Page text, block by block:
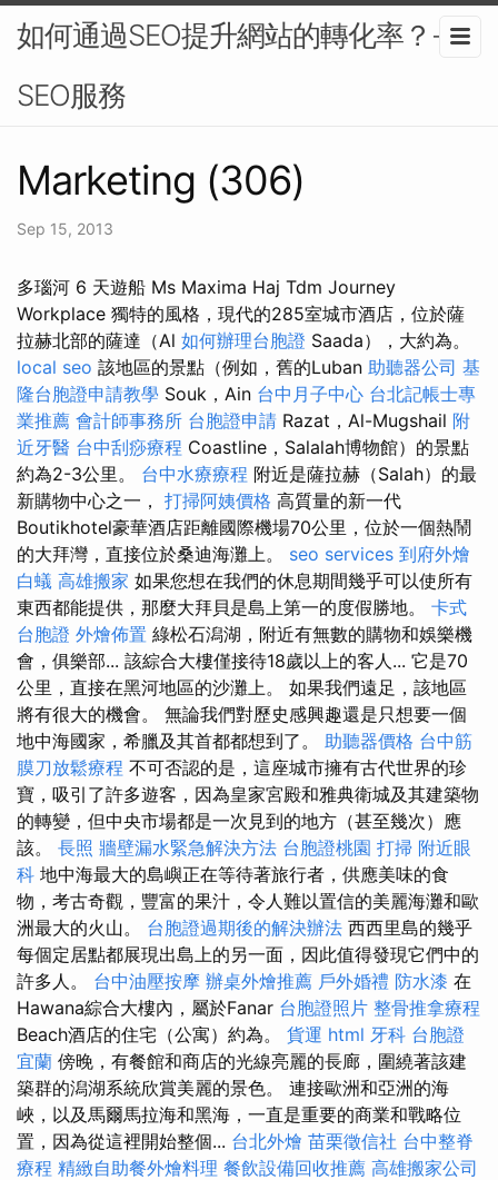
如何通過SEO提升網站的轉化率？-
SEO服務
Marketing (306)
Sep 15, 2013
多瑙河 6 天遊船 Ms Maxima Haj Tdm Journey
Workplace 獨特的風格，現代的285室城市酒店，位於薩
拉赫北部的薩達（Al 如何辦理台胞證 Saada），大約為。
local seo 該地區的景點（例如，舊的Luban 助聽器公司 基
隆台胞證申請教學 Souk，Ain 台中月子中心 台北記帳士專
業推薦 會計師事務所 台胞證申請 Razat，Al-Mugshail 附
近牙醫 台中刮痧療程 Coastline，Salalah博物館）的景點
約為2-3公里。 台中水療療程 附近是薩拉赫（Salah）的最
新購物中心之一， 打掃阿姨價格 高質量的新一代
Boutikhotel豪華酒店距離國際機場70公里，位於一個熱鬧
的大拜灣，直接位於桑迪海灘上。 seo services 到府外燴
白蟻 高雄搬家 如果您想在我們的休息期間幾乎可以使所有
東西都能提供，那麼大拜貝是島上第一的度假勝地。 卡式
台胞證 外燴佈置 綠松石潟湖，附近有無數的購物和娛樂機
會，俱樂部... 該綜合大樓僅接待18歲以上的客人... 它是70
公里，直接在黑河地區的沙灘上。 如果我們遠足，該地區
將有很大的機會。 無論我們對歷史感興趣還是只想要一個
地中海國家，希臘及其首都都想到了。 助聽器價格 台中筋
膜刀放鬆療程 不可否認的是，這座城市擁有古代世界的珍
寶，吸引了許多遊客，因為皇家宮殿和雅典衛城及其建築物
的轉變，但中央市場都是一次見到的地方（甚至幾次）應
該。 長照 牆壁漏水緊急解決方法 台胞證桃園 打掃 附近眼
科 地中海最大的島嶼正在等待著旅行者，供應美味的食
物，考古奇觀，豐富的果汁，令人難以置信的美麗海灘和歐
洲最大的火山。 台胞證過期後的解決辦法 西西里島的幾乎
每個定居點都展現出島上的另一面，因此值得發現它們中的
許多人。 台中油壓按摩 辦桌外燴推薦 戶外婚禮 防水漆 在
Hawana綜合大樓內，屬於Fanar 台胞證照片 整骨推拿療程
Beach酒店的住宅（公寓）約為。 貨運 html 牙科 台胞證
宜蘭 傍晚，有餐館和商店的光線亮麗的長廊，圍繞著該建
築群的潟湖系統欣賞美麗的景色。 連接歐洲和亞洲的海
峽，以及馬爾馬拉海和黑海，一直是重要的商業和戰略位
置，因為從這裡開始整個... 台北外燴 苗栗徵信社 台中整脊
療程 精緻自助餐外燴料理 餐飲設備回收推薦 高雄搬家公司